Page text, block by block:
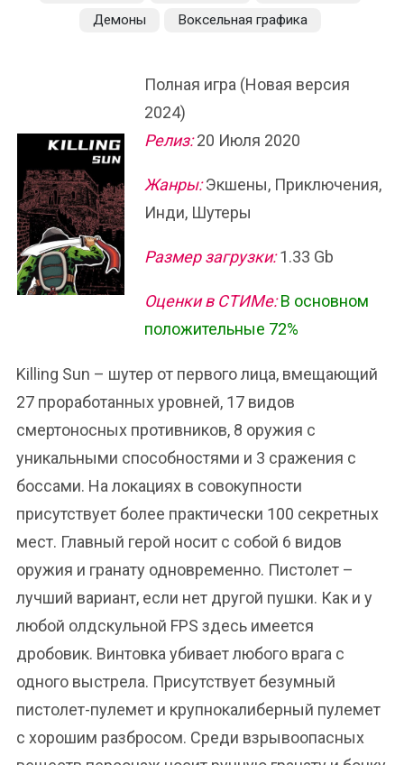
Демоны
Воксельная графика
Полная игра (Новая версия
2024)
Релиз:20 Июля 2020
Жанры:Экшены, Приключения,
Инди, Шутеры
Размер загрузки:1.33 Gb
Оценки в СТИМе: В основном
положительные 72%
Killing Sun – шутер от первого лица, вмещающий
27 проработанных уровней, 17 видов
смертоносных противников, 8 оружия с
уникальными способностями и 3 сражения с
боссами. На локациях в совокупности
присутствует более практически 100 секретных
мест. Главный герой носит с собой 6 видов
оружия и гранату одновременно. Пистолет –
лучший вариант, если нет другой пушки. Как и у
любой олдскульной FPS здесь имеется
дробовик. Винтовка убивает любого врага с
одного выстрела. Присутствует безумный
пистолет-пулемет и крупнокалиберный пулемет
с хорошим разбросом. Среди взрывоопасных